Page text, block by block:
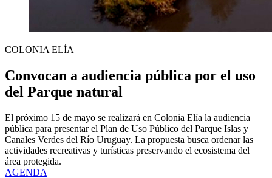
COLONIA ELÍA
Convocan a audiencia pública por el uso
del Parque natural
El próximo 15 de mayo se realizará en Colonia Elía la audiencia
pública para presentar el Plan de Uso Público del Parque Islas y
Canales Verdes del Río Uruguay. La propuesta busca ordenar las
actividades recreativas y turísticas preservando el ecosistema del
área protegida.
AGENDA